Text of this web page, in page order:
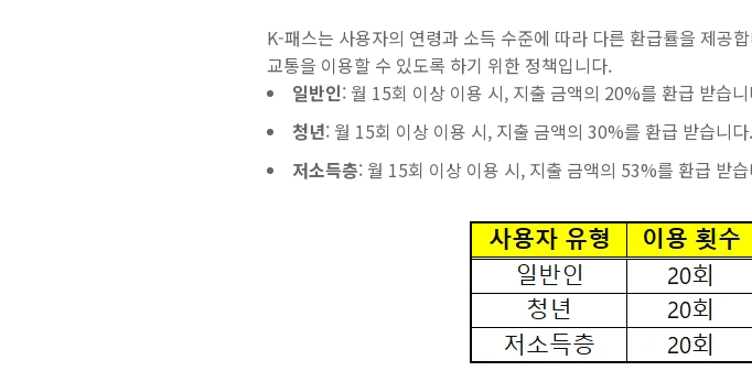
K-패스는 사용자의 연령과 소득 수준에 따라 다른 환급률을 제공
교통을 이용할 수 있도록 하기 위한 정책입니다.
일반인: 월 15회 이상 이용 시, 지출 금액의 20%를 환급 받습
청년: 월 15회 이상 이용 시, 지출 금액의 30%를 환급 받습니다.
저소득층: 월 15회 이상 이용 시, 지출 금액의 53%를 환급 받